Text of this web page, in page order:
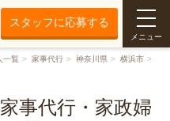
スタッフに応募する
メニュー
一覧 家事代行 神奈川県
横浜市
事代行・家政婦